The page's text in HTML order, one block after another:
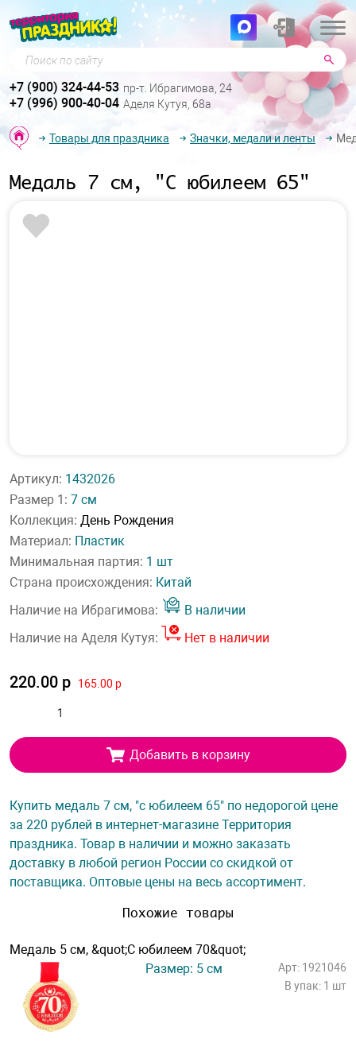
Поиск по сайту
+7 (900) 324-44-53 пр-т. Ибрагимова, 24
+7 (996) 900-40-04 Аделя Кутуя, 68а
Товары для праздника Значки, медали и ленты
Медаль 7 см, "С юбилеем 65"
Артикул: 1432026
Размер 1: 7 см
Коллекция: День Рождения
Материал: Пластик
Минимальная партия: 1 шт
Страна происхождения: Китай
Наличие на Ибрагимова:
В наличии
Наличие на Аделя Кутуя:
Нет в наличии
220.00 р 165.00 р
Добавить в корзину
Купить медаль 7 см, "с юбилеем 65" по недорогой цене
за 220 рублей в интернет-магазине Территория
праздника. Товар в наличии и можно заказать
доставку в любой регион России со скидкой от
поставщика. Оптовые цены на весь ассортимент.
Похожие товары
Медаль 5 см, &quot;С юбилеем 70&quot;
Размер: 5 см
Арт: 1921046
В упак: 1 шт